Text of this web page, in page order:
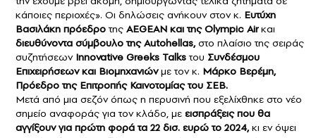
κάποιες περιοχές». Οι δηλώσεις ανήκουν στον κ. Ευτύχη
Βασιλάκη πρόεδροτης AEGEAN και της Olympic Airκαι
διευθύνοντα σύμβουλο της Autohellas,στο πλαίσιο της σειράς
συζητήσεωνInnovative Greeks Talksτου Συνδέσμου
Επιχειρήσεων και Βιομηχανιώνμε τον κ. Μάρκο Βερέμη,
Πρόεδρο της Επιτροπής Καινοτομίας του ΣΕΒ.
Μετά από μια σεζόν όπως η περυσινή που εξελίχθηκε στο νέο
σημείο αναφοράς για τον κλάδο, με εισπράξεις που θα
αγγίξουν για πρώτη φορά τα 22 δισ. ευρώ το 2024,κι εν όψει